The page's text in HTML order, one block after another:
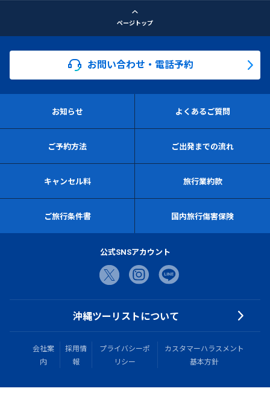
ページトップ
お問い合わせ・電話予約
お知らせ よくあるご質問
ご予約方法 ご出発までの流れ
キャンセル料 旅行業約款
ご旅行条件書 国内旅行傷害保険
公式SNSアカウント
沖縄ツーリストについて
会社案
内
採用情
報
プライバシーポ
リシー
カスタマーハラスメント
基本方針